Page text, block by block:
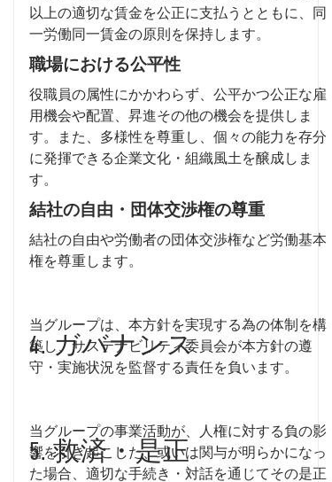
以上の適切な賃金を公正に支払うとともに、同
一労働同一賃金の原則を保持します。
職場における公平性
役職員の属性にかかわらず、公平かつ公正な雇
用機会や配置、昇進その他の機会を提供しま
す。また、多様性を尊重し、個々の能力を存分
に発揮できる企業文化・組織風土を醸成しま
す。
結社の自由・団体交渉権の尊重
結社の自由や労働者の団体交渉権など労働基本
権を尊重します。
4. ガバナンス
当グループは、本方針を実現する為の体制を構
築し、サステナビリティ委員会が本方針の遵
守・実施状況を監督する責任を負います。
5. 救済・是正
当グループの事業活動が、人権に対する負の影
響を引き起こした、或いは関与が明らかになっ
た場合、適切な手続き・対話を通じてその是正